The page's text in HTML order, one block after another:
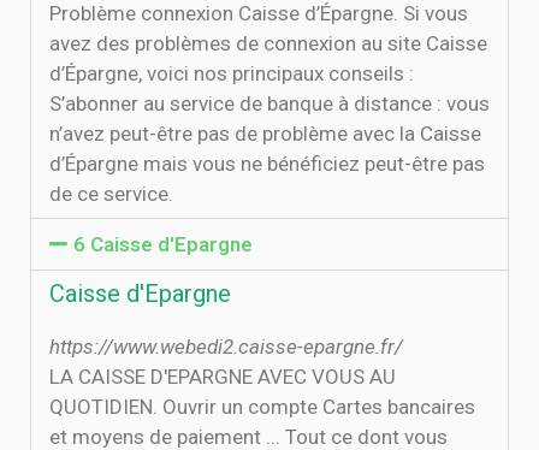
Problème connexion Caisse d’Épargne. Si vous
avez des problèmes de connexion au site Caisse
d’Épargne, voici nos principaux conseils :
S’abonner au service de banque à distance : vous
n’avez peut-être pas de problème avec la Caisse
d’Épargne mais vous ne bénéficiez peut-être pas
de ce service.
6 Caisse d'Epargne
Caisse d'Epargne
https://www.webedi2.caisse-epargne.fr/
LA CAISSE D'EPARGNE AVEC VOUS AU
QUOTIDIEN. Ouvrir un compte Cartes bancaires
et moyens de paiement ... Tout ce dont vous